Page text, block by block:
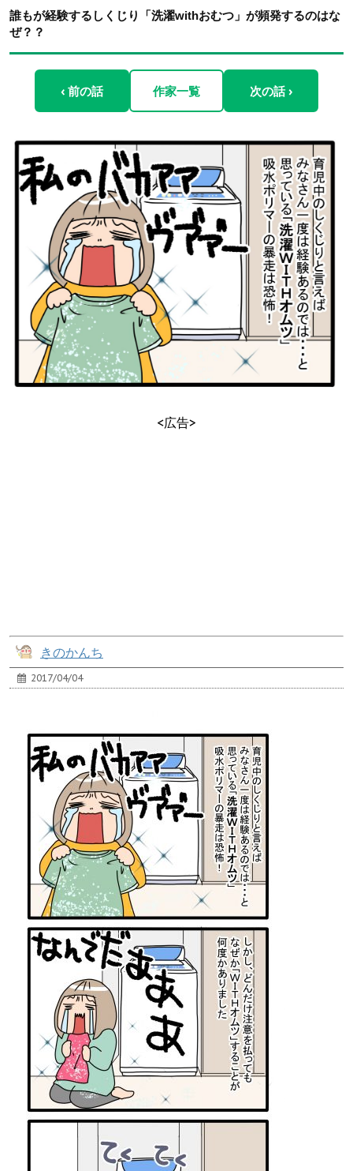
誰もが経験するしくじり「洗濯withおむつ」が頻発するのはな
ぜ？？
‹ 前の話 作家一覧 次の話 ›
<広告>
きのかんち
2017/04/04